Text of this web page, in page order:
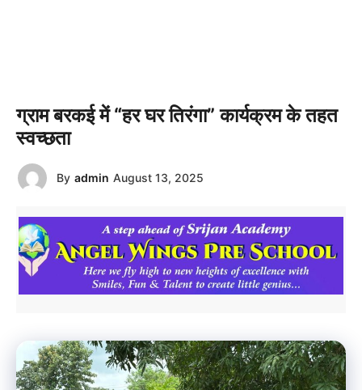
ग्राम बरकई में “हर घर तिरंगा” कार्यक्रम के तहत
स्वच्छता
By admin August 13, 2025